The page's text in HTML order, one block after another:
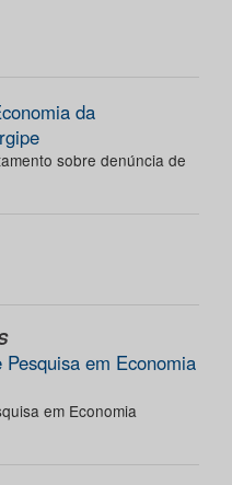
da
sobre denúncia de
em Economia
em Economia